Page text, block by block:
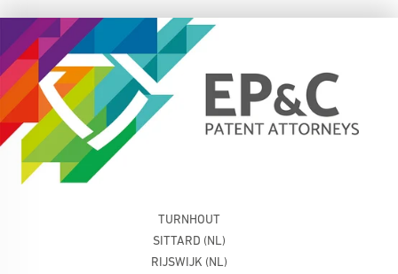
TURNHOUT
SITTARD (NL)
RIJSWIJK (NL)